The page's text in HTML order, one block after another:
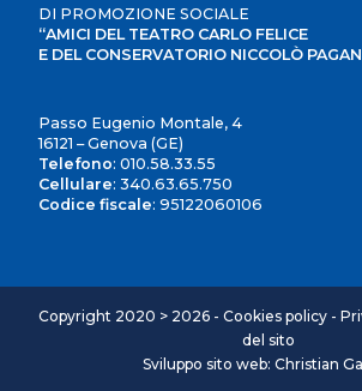
DI PROMOZIONE SOCIALE
“AMICI DEL TEATRO CARLO FELICE
E DEL CONSERVATORIO NICCOLÒ
Passo Eugenio Montale, 4
16121 – Genova (GE)
Telefono:010.58.33.55
Cellulare:340.63.65.750
Codice fiscale: 95122060106
Copyright 2020 > 2026 - Cookies policy-
del sito
Sviluppo sito web: Christian